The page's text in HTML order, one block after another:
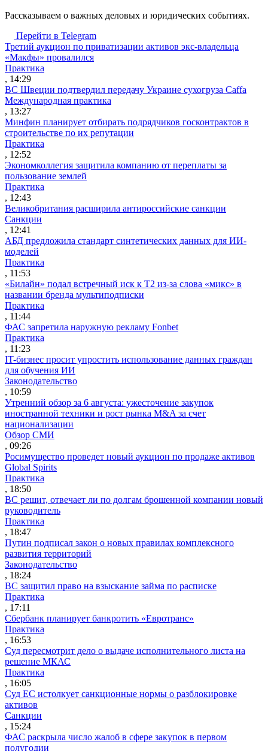
Рассказываем о важных деловых и юридических событиях.
Перейти в Telegram
Третий аукцион по приватизации активов экс-владельца
«Макфы» провалился
Практика
, 14:29
ВС Швеции подтвердил передачу Украине сухогруза Caffa
Международная практика
, 13:27
Минфин планирует отбирать подрядчиков госконтрактов в
строительстве по их репутации
Практика
, 12:52
Экономколлегия защитила компанию от переплаты за
пользование землей
Практика
, 12:43
Великобритания расширила антироссийские санкции
Санкции
, 12:41
АБД предложила стандарт синтетических данных для ИИ-
моделей
Практика
, 11:53
«Билайн» подал встречный иск к Т2 из-за слова «микс» в
названии бренда мультиподписки
Практика
, 11:44
ФАС запретила наружную рекламу Fonbet
Практика
, 11:23
IT-бизнес просит упростить использование данных граждан
для обучения ИИ
Законодательство
, 10:59
Утренний обзор за 6 августа: ужесточение закупок
иностранной техники и рост рынка M&A за счет
национализации
Обзор СМИ
, 09:26
Росимущество проведет новый аукцион по продаже активов
Global Spirits
Практика
, 18:50
ВС решит, отвечает ли по долгам брошенной компании новый
руководитель
Практика
, 18:47
Путин подписал закон о новых правилах комплексного
развития территорий
Законодательство
, 18:24
ВС защитил право на взыскание займа по расписке
Практика
, 17:11
Сбербанк планирует банкротить «Евротранс»
Практика
, 16:53
Суд пересмотрит дело о выдаче исполнительного листа на
решение МКАС
Практика
, 16:05
Суд ЕС истолкует санкционные нормы о разблокировке
активов
Санкции
, 15:24
ФАС раскрыла число жалоб в сфере закупок в первом
полугодии